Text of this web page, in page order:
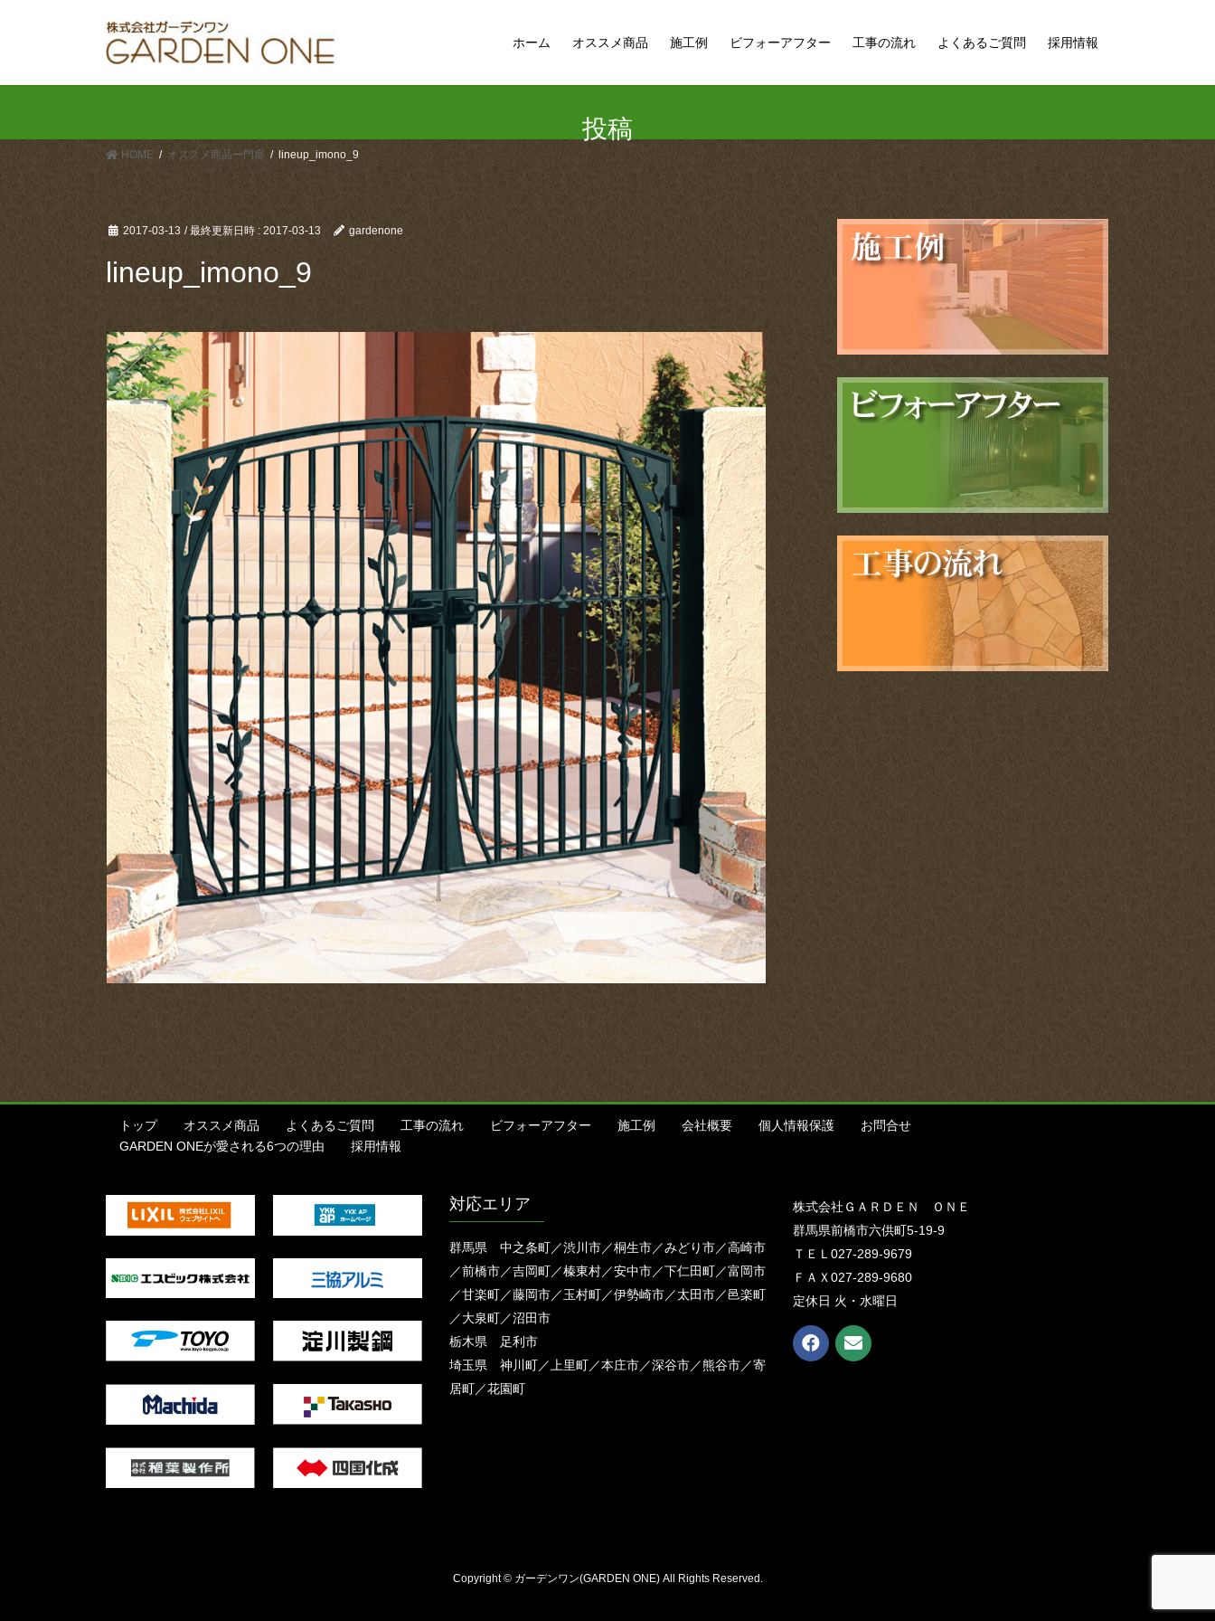
ス
ン
ホーム オススメ商品 施工例 ビフォーアフター 工事の流れ よくあるご質問 採用情報
投稿
HOME オススメ商品ー門扉 lineup_imono_9
2017-03-13 / 最終更新日時 : 2017-03-13 gardenone
lineup_imono_9
トップ オススメ商品 よくあるご質問 工事の流れ ビフォーアフター 施工例 会社概要 個人情報保護
お問合せ
GARDEN ONEが愛される6つの理由
採用情報
対応エリア
群馬県 中之条町／渋川市／桐生市／みどり市／高崎市
／前橋市／吉岡町／榛東村／安中市／下仁田町／富岡市
／甘楽町／藤岡市／玉村町／伊勢崎市／太田市／邑楽町
／大泉町／沼田市
栃木県 足利市
埼玉県 神川町／上里町／本庄市／深谷市／熊谷市／寄
居町／花園町
株式会社ＧＡＲＤＥＮ ＯＮＥ
群馬県前橋市六供町5-19-9
ＴＥＬ027-289-9679
ＦＡＸ027-289-9680
定休日 火・水曜日
Copyright © ガーデンワン(GARDEN ONE) All Rights Reserved.